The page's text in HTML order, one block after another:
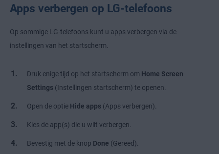
Apps verbergen op LG-telefoons
Op sommige LG-telefoons kunt u apps verbergen via de
instellingen van het startscherm.
Druk enige tijd op het startscherm om Home Screen
Settings (Instellingen startscherm) te openen.
Open de optie Hide apps (Apps verbergen).
Kies de app(s) die u wilt verbergen.
Bevestig met de knop Done (Gereed).